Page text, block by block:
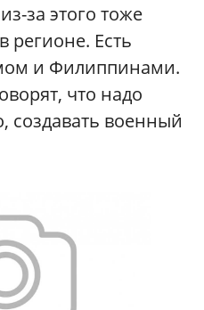
за этого тоже
регионе. Есть
и Филиппинами.
что надо
создавать военный